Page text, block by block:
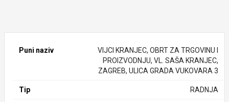
Puni naziv
VIJCI KRANJEC, OBRT ZA TRGOVINU I
PROIZVODNJU, VL. SAŠA KRANJEC,
ZAGREB, ULICA GRADA VUKOVARA 3
Tip RADNJA